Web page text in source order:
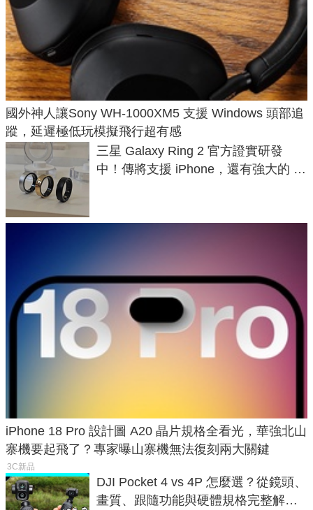
國外神人讓Sony WH-1000XM5 支援 Windows 頭部追
蹤，延遲極低玩模擬飛行超有感
三星 Galaxy Ring 2 官方證實研發
中！傳將支援 iPhone，還有強大的 AI
iPhone 18 Pro 設計圖 A20 晶片規格全看光，華強北山
寨機要起飛了？專家曝山寨機無法復刻兩大關鍵
3C新品
DJI Pocket 4 vs 4P 怎麼選？從鏡頭、
畫質、跟隨功能與硬體規格完整解